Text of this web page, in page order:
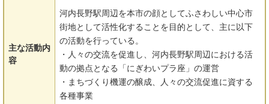
主な活動内
容
河内長野駅周辺を本市の顔としてふさわしい中心市
街地として活性化することを目的として、主に以下
の活動を行っている。
・人々の交流を促進し、河内長野駅周辺における活
動の拠点となる「にぎわいプラ座」の運営
・まちづくり機運の醸成、人々の交流促進に資する
各種事業